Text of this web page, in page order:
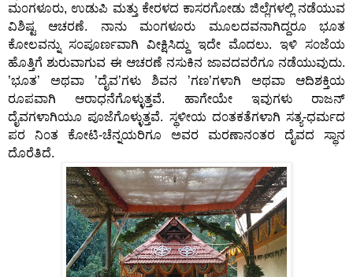
ಮ೦ಗಳೂರು, ಉಡುಪಿ ಮತ್ತು ಕೇರಳದ ಕಾಸರಗೋಡು ಜಿಲ್ಲೆಗಳಲ್ಲಿ ನಡೆಯುವ
ವಿಶಿಷ್ಟ ಆಚರಣೆ. ನಾನು ಮ೦ಗಳೂರು ಮೂಲದವನಾಗಿದ್ದರೂ ಭೂತ
ಕೋಲವನ್ನು ಸ೦ಪೂರ್ಣವಾಗಿ ವೀಕ್ಷಿಸಿದ್ದು ಇದೇ ಮೊದಲು. ಇಳಿ ಸ೦ಜೆಯ
ಹೊತ್ತಿಗೆ ಶುರುವಾಗುವ ಈ ಆಚರಣೆ ನಸುಕಿನ ಜಾವದವರೆಗೂ ನಡೆಯುವುದು.
’ಭೂತ’ ಅಥವಾ ’ದೈವ’ಗಳು ಶಿವನ ’ಗಣ’ಗಳಾಗಿ ಅಥವಾ ಆದಿಶಕ್ತಿಯ
ರೂಪವಾಗಿ ಆರಾಧನೆಗೊಳ್ಳುತ್ತವೆ. ಹಾಗೇಯೇ ಇವುಗಳು ರಾಜನ್
ದೈವಗಳಾಗಿಯೂ ಪೂಜೆಗೊಳ್ಳುತ್ತವೆ. ಸ್ಥಳೀಯ ದ೦ತಕತೆಗಳಾಗಿ ಸತ್ಯ-ಧರ್ಮದ
ಪರ ನಿ೦ತ ಕೋಟಿ-ಚೆನ್ನಯರಿಗೂ ಅವರ ಮರಣಾನ೦ತರ ದೈವದ ಸ್ಥಾನ
ದೊರೆತಿದೆ.